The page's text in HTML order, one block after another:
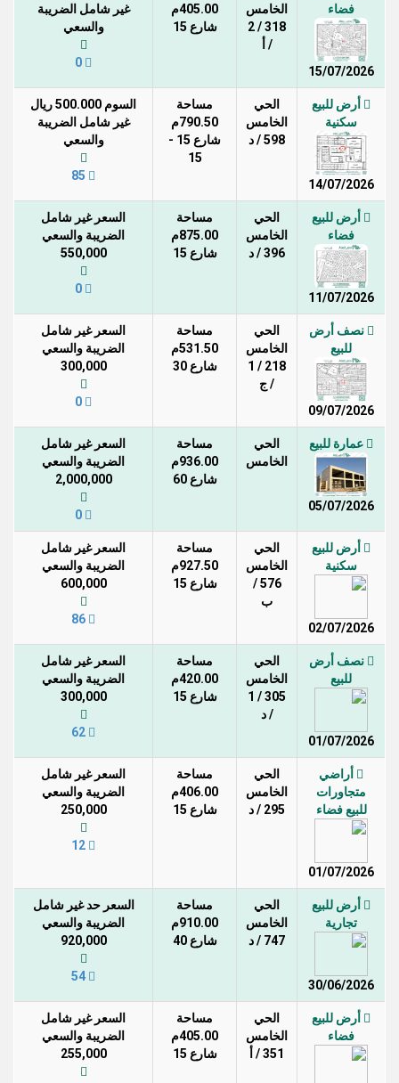
فضاء
15/07/2026
الخامس
318 / 2
/ أ
405.00م
شارع 15
غير شامل الضريبة
والسعي
أرض للبيع
سكنية
14/07/2026
الحي
الخامس
598 / د
مساحة
790.50م
شارع 15 -
15
السوم 500.000 ريال
غير شامل الضريبة
والسعي
أرض للبيع
فضاء
11/07/2026
الحي
الخامس
396 / د
مساحة
875.00م
شارع 15
السعر غير شامل
الضريبة والسعي
550,000
نصف أرض
للبيع
09/07/2026
الحي
الخامس
218 / 1
/ ج
مساحة
531.50م
شارع 30
السعر غير شامل
الضريبة والسعي
300,000
عمارة للبيع
05/07/2026
الحي
الخامس
مساحة
936.00م
شارع 60
السعر غير شامل
الضريبة والسعي
2,000,000
أرض للبيع
سكنية
02/07/2026
الحي
الخامس
576 /
ب
مساحة
927.50م
شارع 15
السعر غير شامل
الضريبة والسعي
600,000
نصف أرض
للبيع
01/07/2026
الحي
الخامس
305 / 1
/ د
مساحة
420.00م
شارع 15
السعر غير شامل
الضريبة والسعي
300,000
أراضي
متجاورات
للبيع فضاء
01/07/2026
الحي
الخامس
295 / د
مساحة
406.00م
شارع 15
السعر غير شامل
الضريبة والسعي
250,000
أرض للبيع
تجارية
30/06/2026
الحي
الخامس
747 / د
مساحة
910.00م
شارع 40
السعر حد غير شامل
الضريبة والسعي
920,000
أرض للبيع
فضاء
الحي
الخامس
351 / أ
مساحة
405.00م
شارع 15
السعر غير شامل
الضريبة والسعي
255,000